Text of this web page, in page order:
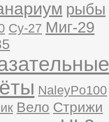
рыбы
Су-27 Миг-29
NaleyPo100
Вело Стрижи